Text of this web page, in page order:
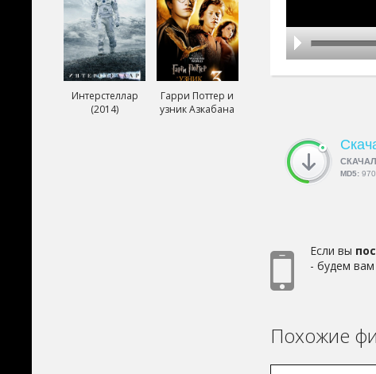
MD5:
Если вы
- будем
Похожие
Интерстеллар
(2014)
Гарри Поттер и
узник Азкабана